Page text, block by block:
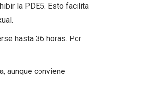
la PDE5. Esto facilita
hasta 36 horas. Por
aunque conviene